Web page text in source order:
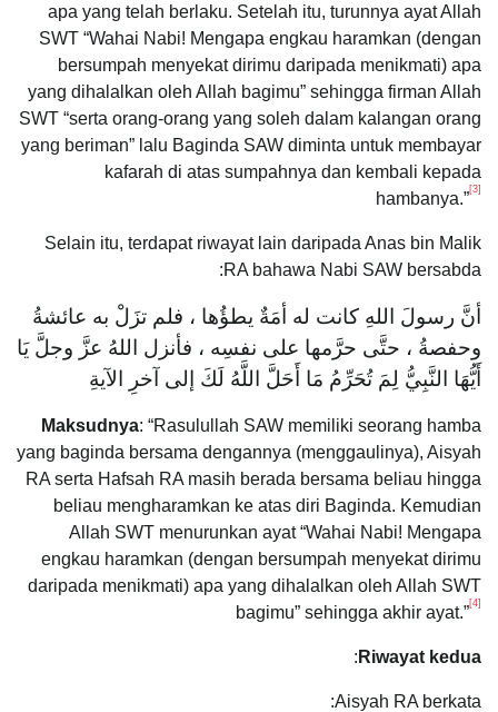
apa yang telah berlaku. Setelah itu, turunnya ayat Allah
SWT “Wahai Nabi! Mengapa engkau haramkan (dengan
bersumpah menyekat dirimu daripada menikmati) apa
yang dihalalkan oleh Allah bagimu” sehingga firman Allah
SWT “serta orang-orang yang soleh dalam kalangan orang
yang beriman” lalu Baginda SAW diminta untuk membayar
kafarah di atas sumpahnya dan kembali kepada
hambanya.”[3]
Selain itu, terdapat riwayat lain daripada Anas bin Malik
RA bahawa Nabi SAW bersabda:
أنَّ رسولَ اللهِ كانت له أمَةٌ يطؤُها ، فلم تزَلْ به عائشةُ
وحفصةُ ، حتَّى حرَّمها على نفسِه ، فأنزل اللهُ عزَّ وجلَّ يَا
أَيُّهَا النَّبِيُّ لِمَ تُحَرِّمُ مَا أَحَلَّ اللَّهُ لَكَ إلى آخرِ الآيةِ
Maksudnya: “Rasulullah SAW memiliki seorang hamba
yang baginda bersama dengannya (menggaulinya), Aisyah
RA serta Hafsah RA masih berada bersama beliau hingga
beliau mengharamkan ke atas diri Baginda. Kemudian
Allah SWT menurunkan ayat “Wahai Nabi! Mengapa
engkau haramkan (dengan bersumpah menyekat dirimu
daripada menikmati) apa yang dihalalkan oleh Allah SWT
bagimu” sehingga akhir ayat.”[4]
Riwayat kedua
:
Aisyah RA berkata: